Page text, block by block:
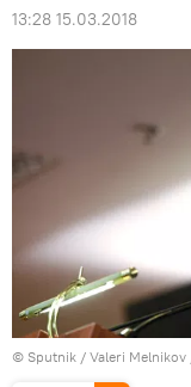
13:28 15.03.2018
© Sputnik / Valeri Melnikov